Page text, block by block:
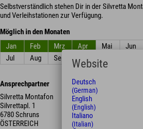
Selbstverständlich stehen Dir in der Silvretta
und Verleihstationen zur Verfügung.
Möglich in den Monaten
Jan
Feb Mrz Apr Mai
Jun
Jul
Aug Sep Okt
Ansprechpartner
Silvretta Montafon
Silvrettapl. 1
6780 Schruns
ÖSTERREICH
Website
Deutsch
(German)
English
(English)
Italiano
(Italian)